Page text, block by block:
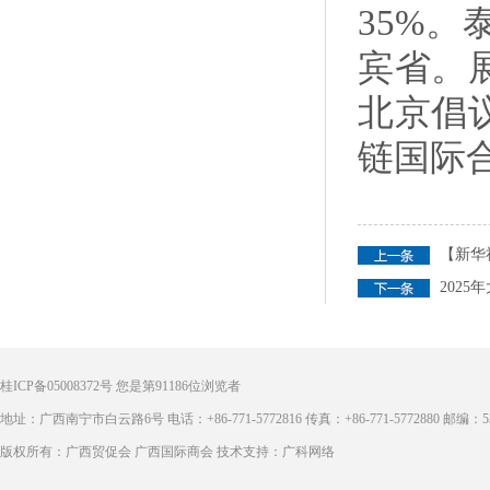
35%。
宾省。
北京倡
链国际
【新
2025
桂ICP备05008372号 您是第91186位浏览者
地址：广西南宁市白云路6号 电话：+86-771-5772816 传真：+86-771-5772880 邮编：
版权所有：广西贸促会 广西国际商会 技术支持：广科网络